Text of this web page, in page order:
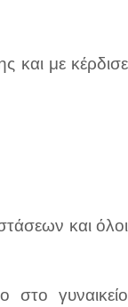
και με κέρδισε
και όλοι
στο γυναικείο